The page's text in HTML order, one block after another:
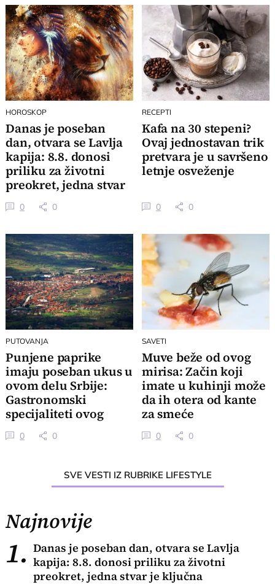
HOROSKOP
Danas je poseban
dan, otvara se Lavlja
kapija: 8.8. donosi
priliku za životni
preokret, jedna stvar
je ključna
0 0
RECEPTI
Kafa na 30 stepeni?
Ovaj jednostavan trik
pretvara je u savršeno
letnje osveženje
0 0
PUTOVANJA
Punjene paprike
imaju poseban ukus u
ovom delu Srbije:
Gastronomski
specijaliteti ovog
kraja su izuzetni
0 0
SAVETI
Muve beže od ovog
mirisa: Začin koji
imate u kuhinji može
da ih otera od kante
za smeće
0 0
SVE VESTI IZ RUBRIKE LIFESTYLE
Najnovije
1. Danas je poseban dan, otvara se Lavlja
kapija: 8.8. donosi priliku za životni
preokret, jedna stvar je ključna